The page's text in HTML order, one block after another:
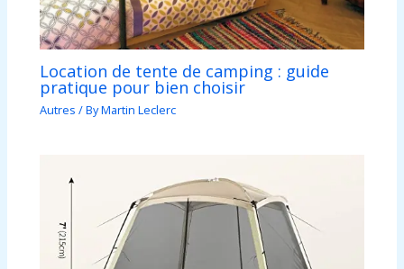
Location de tente de camping : guide
pratique pour bien choisir
Autres / ByMartin Leclerc